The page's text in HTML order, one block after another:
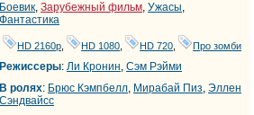
Боевик, Зарубежный фильм, Ужасы,
Фантастика
HD 2160р HD 1080 HD 720 Про зомби
Режиссеры: Ли Кронин, Сэм Рэйми
В ролях: Брюс Кэмпбелл, Мирабай Пиз, Эллен
Сэндвайсс